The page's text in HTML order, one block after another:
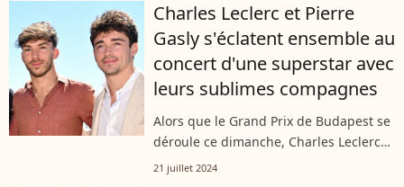
d'annuler la rencontre... La raison ? Un
projet...
Charles Leclerc et Pierre
Gasly s'éclatent ensemble au
concert d'une superstar avec
leurs sublimes compagnes
Alors que le Grand Prix de Budapest se
déroule ce dimanche, Charles Leclerc
et Pierre Gasly ont profité d'un peu de
21 juillet 2024